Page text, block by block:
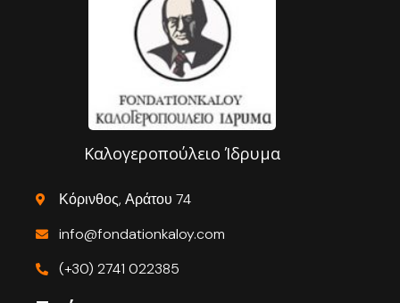
Καλογεροπούλειο Ίδρυμα
Κόρινθος, Αράτου 74
info@fondationkaloy.com
(+30) 2741 022385